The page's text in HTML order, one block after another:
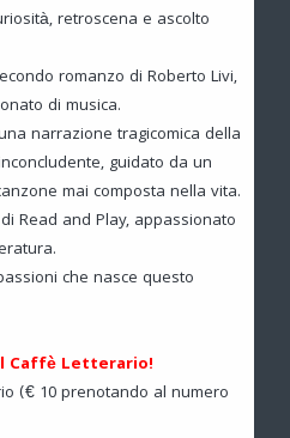
retroscena e ascolto
romanzo di Roberto Livi,
di musica.
narrazione tragicomica della
guidato da un
mai composta nella vita.
Read and Play, appassionato
che nasce questo
Caffè Letterario!
(€ 10 prenotando al numero